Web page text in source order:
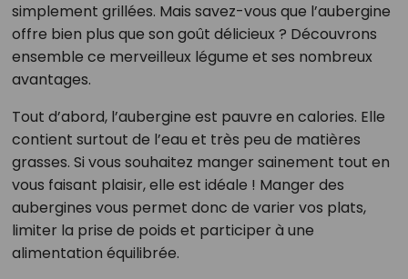
simplement grillées. Mais savez-vous que l’aubergine
offre bien plus que son goût délicieux ? Découvrons
ensemble ce merveilleux légume et ses nombreux
avantages.
Tout d’abord, l’aubergine est pauvre en calories. Elle
contient surtout de l’eau et très peu de matières
grasses. Si vous souhaitez manger sainement tout en
vous faisant plaisir, elle est idéale ! Manger des
aubergines vous permet donc de varier vos plats,
limiter la prise de poids et participer à une
alimentation équilibrée.